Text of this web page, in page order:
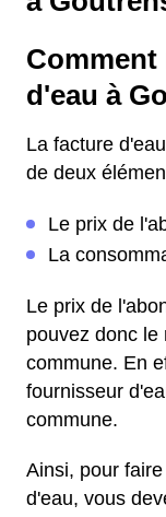
Comment
d'eau à
La facture
de deux
Le prix de
La
Le prix de
pouvez donc le
commune. En
fournisseur
commune.
Ainsi, pour
d'eau, vous